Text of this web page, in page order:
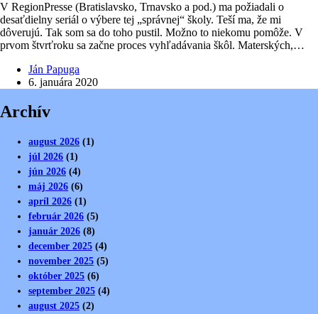
V RegionPresse (Bratislavsko, Trnavsko a pod.) ma požiadali o
desaťdielny seriál o výbere tej „správnej“ školy. Teší ma, že mi
dôverujú. Tak som sa do toho pustil. Možno to niekomu pomôže. V
prvom štvrťroku sa začne proces vyhľadávania škôl. Materských,…
Ján Papuga
6. januára 2020
Archív
august 2026 (1)
júl 2026 (1)
jún 2026 (4)
máj 2026 (6)
apríl 2026 (1)
február 2026 (5)
január 2026 (8)
december 2025 (4)
november 2025 (5)
október 2025 (6)
september 2025 (4)
august 2025 (2)